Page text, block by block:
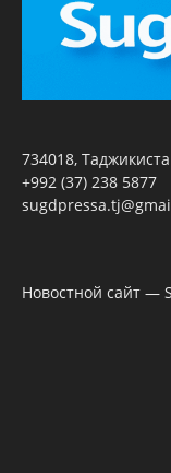
734018,
+992 (37) 238 5877
Новостной сайт —